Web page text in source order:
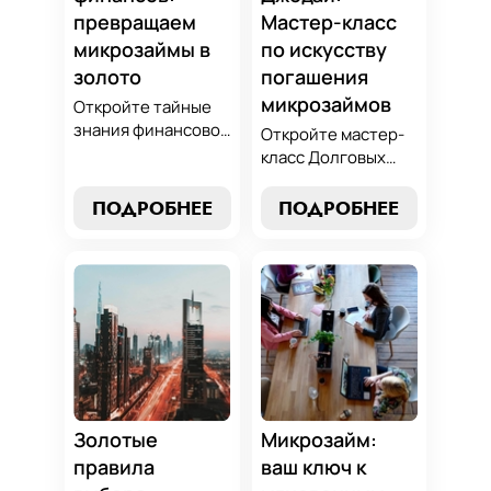
превращаем
микрозаймы в
золото
Откройте тайные
знания финансовой
превращать
обязательства по
золотые
возможности.
Погрузитесь в мир
умного управления
долгами с нашим
практическим
руководством.
ПОДРОБНЕЕ
Мастер-класс
по искусству
погашения
микрозаймов
Откройте мастер-
класс Долговых
погашению
финансового
равновесия.
Узнайте, как
управлять долгами
и достичь
финансовой
гармонии, следуя
нашим
проверенным
стратегиям.
ПОДРОБНЕЕ
Золотые
правила
Микрозайм:
ваш ключ к